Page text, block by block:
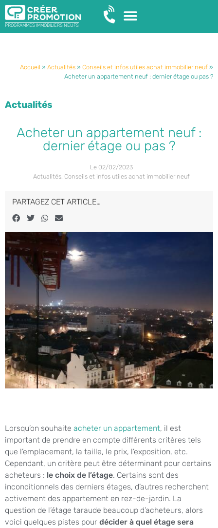
PROGRAMMES IMMOBILIERS NEUFS
Accueil » Actualités » Conseils et infos utiles achat immobilier neuf »
Acheter un appartement neuf : dernier étage ou pas ?
Actualités
Acheter un appartement neuf :
dernier étage ou pas ?
Le 02/02/2023
Actualités Conseils et infos utiles achat immobilier neuf
PARTAGEZ CET ARTICLE…
Lorsqu’on souhaite acheter un appartement, il est
important de prendre en compte différents critères tels
que l’emplacement, la taille, le prix, l’exposition, etc.
Cependant, un critère peut être déterminant pour certains
acheteurs : le choix de l’étage. Certains sont des
inconditionnels des derniers étages, d’autres recherchent
activement des appartement en rez-de-jardin. La
question de l’étage taraude beaucoup d’acheteurs, alors
voici quelques pistes pour décider à quel étage sera